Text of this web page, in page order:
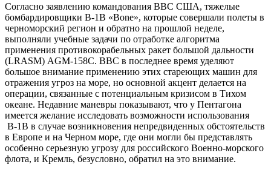
Согласно заявлению командования ВВС США, тяжелые
бомбардировщики В-1В «Bone», которые совершали полеты в
черноморский регион и обратно на прошлой неделе,
выполняли учебные задачи по отработке алгоритма
применения противокорабельных ракет большой дальности
(LRASM) AGM-158C. ВВС в последнее время уделяют
большое внимание применению этих стареющих машин для
отражения угроз на море, но основной акцент делается на
операции, связанные с потенциальным кризисом в Тихом
океане. Недавние маневры показывают, что у Пентагона
имеется желание исследовать возможности использования
В-1В в случае возникновения непредвиденных обстоятельств
в Европе и на Черном море, где они могли бы представлять
особенно серьезную угрозу для российского Военно-морского
флота, и Кремль, безусловно, обратил на это внимание.